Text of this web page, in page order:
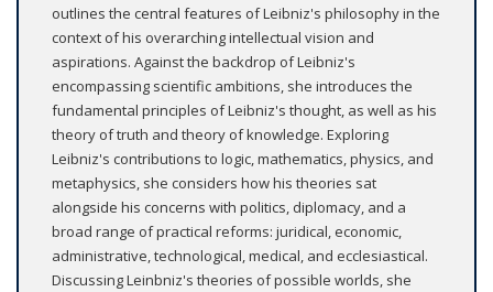
outlines the central features of Leibniz's philosophy in the
context of his overarching intellectual vision and
aspirations. Against the backdrop of Leibniz's
encompassing scientific ambitions, she introduces the
fundamental principles of Leibniz's thought, as well as his
theory of truth and theory of knowledge. Exploring
Leibniz's contributions to logic, mathematics, physics, and
metaphysics, she considers how his theories sat
alongside his concerns with politics, diplomacy, and a
broad range of practical reforms: juridical, economic,
administrative, technological, medical, and ecclesiastical.
Discussing Leinbniz's theories of possible worlds, she